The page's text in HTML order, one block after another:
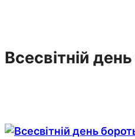
Всесвітній